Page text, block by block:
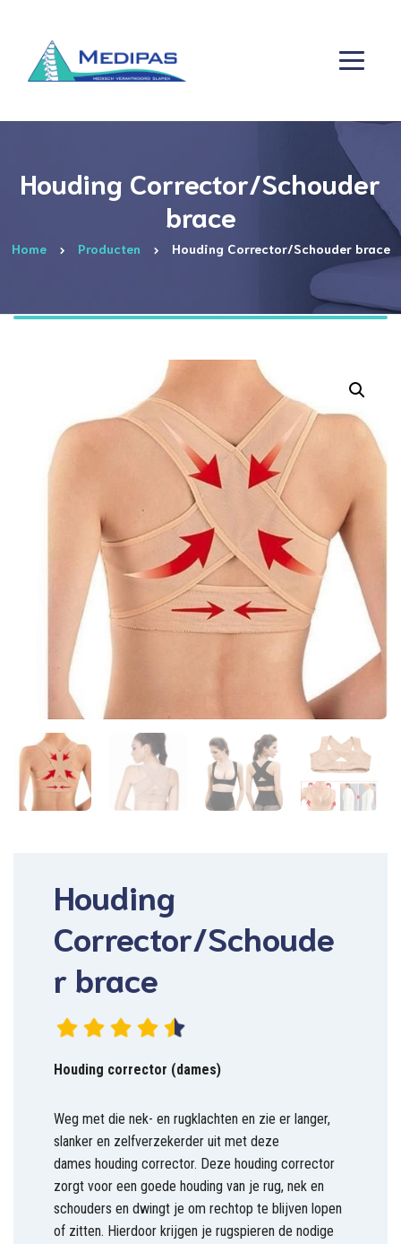
Houding Corrector/Schouder
brace
Home Producten Houding Corrector/Schouder brace
Houding
Corrector/Schoude
r brace
Houding corrector (dames)
Weg met die nek- en rugklachten en zie er langer,
slanker en zelfverzekerder uit met deze
dames houding corrector. Deze houding corrector
zorgt voor een goede houding van je rug, nek en
schouders en dwingt je om rechtop te blijven lopen
of zitten. Hierdoor krijgen je rugspieren de nodige